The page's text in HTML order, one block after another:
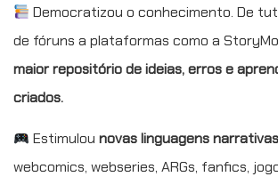
Democratizou o conhecimento. De
de fóruns a plataformas como a
maior repositório de ideias, erros e
criados.
Estimulounovas linguagens
webcomics, webseries, ARGs, fanfics,